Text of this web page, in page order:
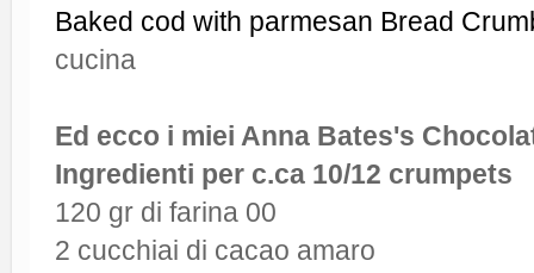
Baked cod with parmesan Bread
cucina
Ed ecco i miei Anna Bates's
Ingredienti per c.ca 10/12 crumpets
120 gr di farina 00
2 cucchiai di cacao amaro